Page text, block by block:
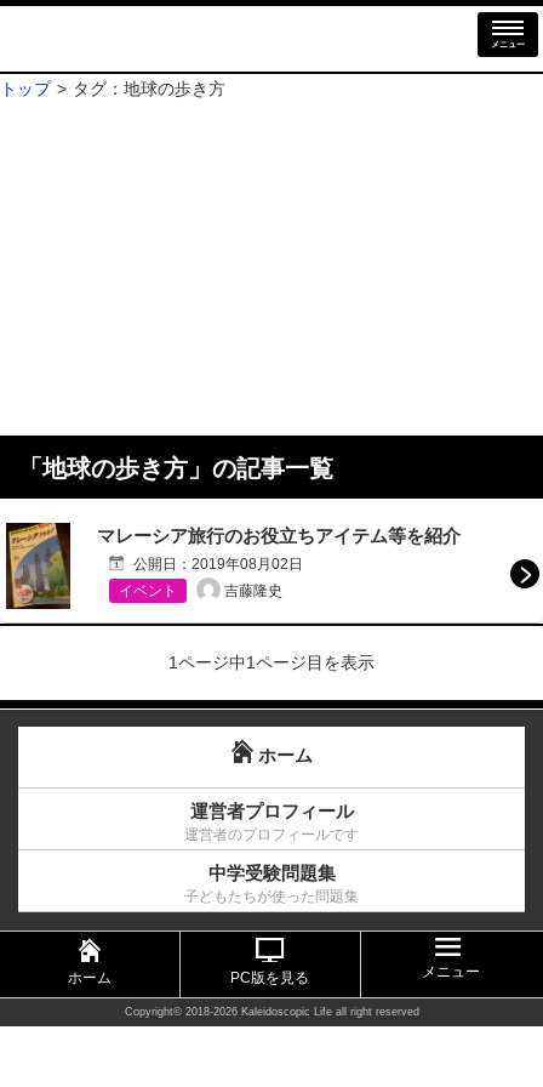
メニュー
トップ タグ：地球の歩き方
「地球の歩き方 」の記事一覧
マレーシア旅行のお役立ちアイテム等を紹介
公開日： 2019年08月02日
イベント
吉藤隆史
1ページ中1ページ目を表示
ホーム
運営者プロフィール
運営者のプロフィールです
中学受験問題集
子どもたちが使った問題集
ホーム PC版を見る メニュー
Copyright© 2018-2026 Kaleidoscopic Lifeall right reserved